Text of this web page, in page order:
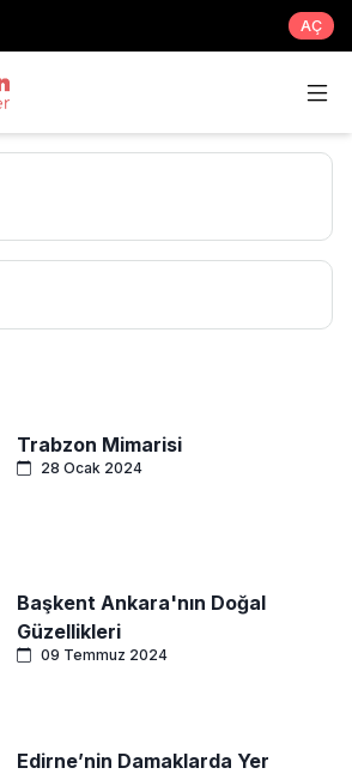
AÇ
Trabzon Mimarisi
28 Ocak 2024
Başkent Ankara'nın Doğal
Güzellikleri
09 Temmuz 2024
Edirne’nin Damaklarda Yer